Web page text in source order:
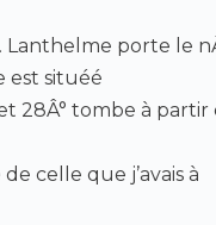
porte le
est situéé
28Â° tombe à partir
celle que j’avais à